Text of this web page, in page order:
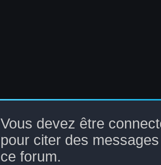
Vous devez être
pour citer des
ce forum.